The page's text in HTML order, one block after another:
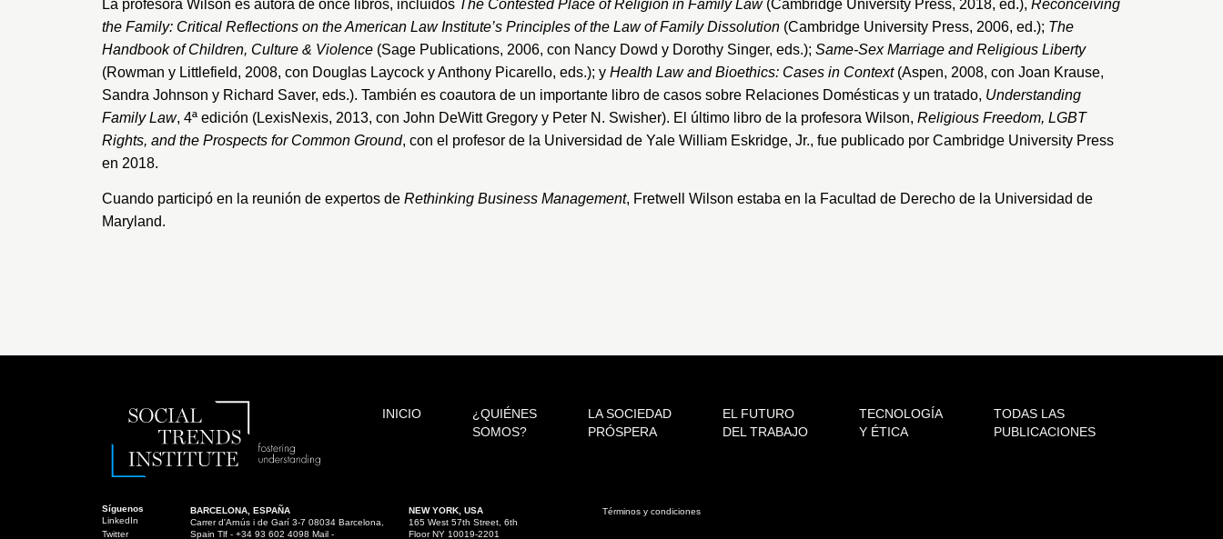
La profesora Wilson es autora de once libros, incluidos The Contested Place of Religion in Family Law (Cambridge University Press, 2018, ed.), Reconceiving
the Family: Critical Reflections on the American Law Institute’s Principles of the Law of Family Dissolution (Cambridge University Press, 2006, ed.); The
Handbook of Children, Culture & Violence (Sage Publications, 2006, con Nancy Dowd y Dorothy Singer, eds.); Same-Sex Marriage and Religious Liberty
(Rowman y Littlefield, 2008, con Douglas Laycock y Anthony Picarello, eds.); y Health Law and Bioethics: Cases in Context(Aspen, 2008, con Joan Krause,
Sandra Johnson y Richard Saver, eds.). También es coautora de un importante libro de casos sobre Relaciones Domésticas y un tratado, Understanding
Family Law, 4ª edición (LexisNexis, 2013, con John DeWitt Gregory y Peter N. Swisher). El último libro de la profesora Wilson, Religious Freedom, LGBT
Rights, and the Prospects for Common Ground, con el profesor de la Universidad de Yale William Eskridge, Jr., fue publicado por Cambridge University Press
en 2018.
Cuando participó en la reunión de expertos de Rethinking Business Management, Fretwell Wilson estaba en la Facultad de Derecho de la Universidad de
Maryland.
INICIO
¿QUIÉNES
SOMOS?
LA SOCIEDAD
PRÓSPERA
EL FUTURO
DEL TRABAJO
TECNOLOGÍA
Y ÉTICA
TODAS LAS
PUBLICACIONES
Síguenos
LinkedIn
Twitter
BARCELONA, ESPAÑA
Carrer d'Arnús i de Garí 3-7 08034 Barcelona,
Spain Tlf - +34 93 602 4098 Mail -
NEW YORK, USA
165 West 57th Street, 6th
Floor NY 10019-2201
Términos y condiciones